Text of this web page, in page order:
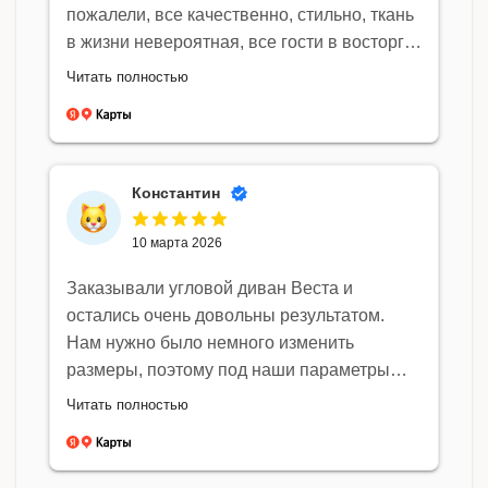
пожалели, все качественно, стильно, ткань
в жизни невероятная, все гости в восторге
от нее, как и мы Сделали за 2 недели,
Будем заказывать позже еще и диван
Читать полностью
Константин
10 марта 2026
Заказывали угловой диван Веста и
остались очень довольны результатом.
Нам нужно было немного изменить
размеры, поэтому под наши параметры
подогнали подлокотники и оттоманку —
Отдельно хочется отметить, что сотрудники
внимательно отнеслись к нашим
Читать полностью